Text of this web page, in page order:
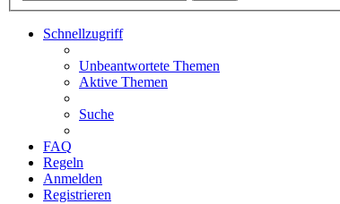
Schnellzugriff
Unbeantwortete Themen
Aktive Themen
Suche
FAQ
Regeln
Anmelden
Registrieren